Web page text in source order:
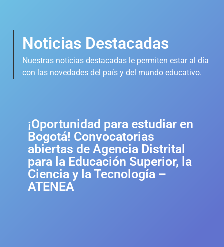
Noticias Destacadas
Nuestras noticias destacadas le permiten estar al día
con las novedades del país y del mundo educativo.
¡Oportunidad para estudiar en
Bogotá! Convocatorias
abiertas de Agencia Distrital
para la Educación Superior, la
Ciencia y la Tecnología –
ATENEA